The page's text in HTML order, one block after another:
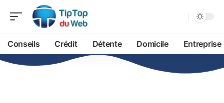
Conseils Crédit Détente Domicile Entreprise